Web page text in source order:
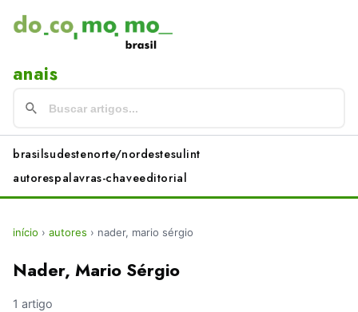
anais
brasilsudestenorte/nordestesulint
autorespalavras-chaveeditorial
início › autores › nader, mario sérgio
Nader, Mario Sérgio
1 artigo